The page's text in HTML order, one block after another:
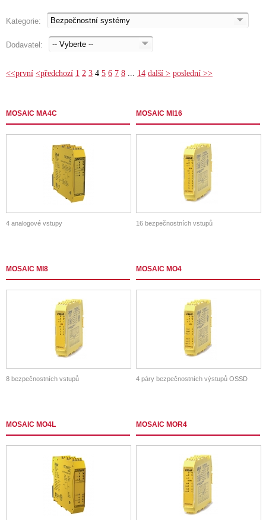
Kategorie:
Dodavatel:
<<první <předchozí 1 2 3 4 5 6 7 8 ... 14 další > poslední >>
MOSAIC MA4C
4 analogové vstupy
MOSAIC MI16
16 bezpečnostních vstupů
MOSAIC MI8
8 bezpečnostních vstupů
MOSAIC MO4
4 páry bezpečnostních výstupů OSSD
MOSAIC MO4L MOSAIC MOR4